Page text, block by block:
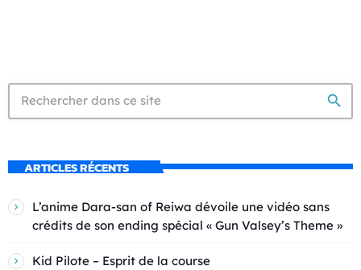
search
ARTICLES RÉCENTS
L’anime Dara-san of Reiwa dévoile une vidéo sans
crédits de son ending spécial « Gun Valsey’s Theme »
Kid Pilote – Esprit de la course